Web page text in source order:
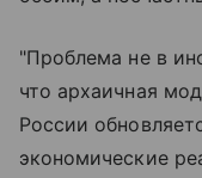
"Проблема не в
что архаичная
России
экономические